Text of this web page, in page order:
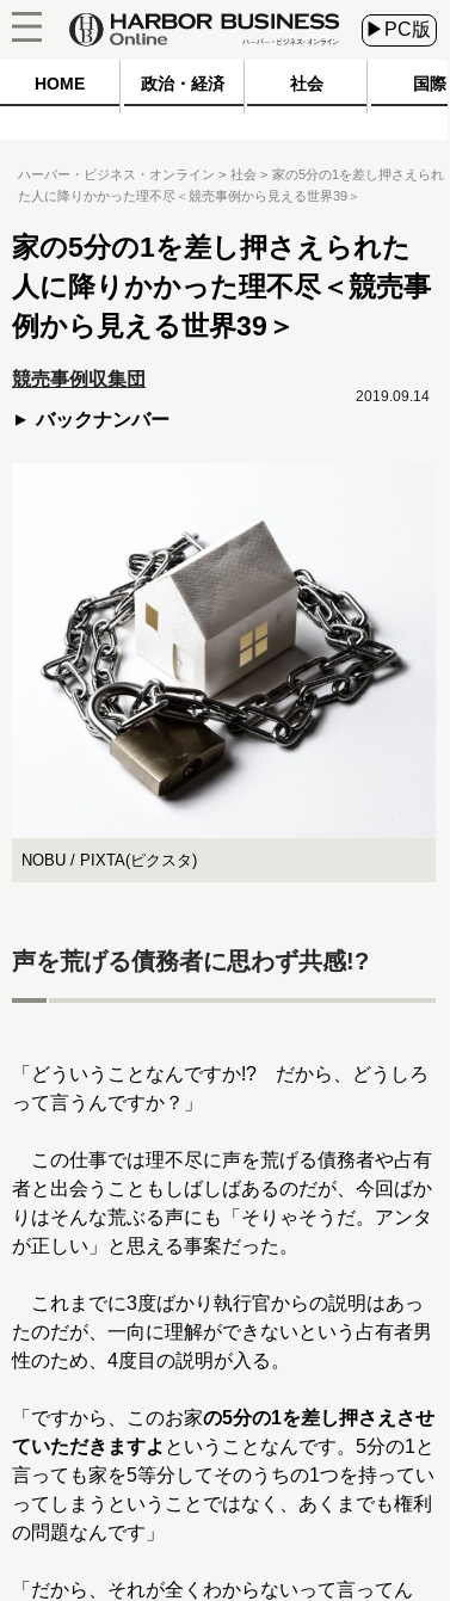
▶PC版
HOME 政治・経済 社会 国際
ハーバー・ビジネス・オンライン 社会
家の5分の1を差し押さえられ
た人に降りかかった理不尽＜競売事例から見える世界39＞
家の5分の1を差し押さえられた
人に降りかかった理不尽＜競売事
例から見える世界39＞
競売事例収集団
バックナンバー
2019.09.14
NOBU / PIXTA(ピクスタ)
声を荒げる債務者に思わず共感!?
「どういうことなんですか!? だから、どうしろ
って言うんですか？」
この仕事では理不尽に声を荒げる債務者や占有
者と出会うこともしばしばあるのだが、今回ばか
りはそんな荒ぶる声にも「そりゃそうだ。アンタ
が正しい」と思える事案だった。
これまでに3度ばかり執行官からの説明はあっ
たのだが、一向に理解ができないという占有者男
性のため、4度目の説明が入る。
「ですから、このお家の5分の1を差し押さえさせ
ていただきますよ ということなんです。5分の1と
言っても家を5等分してそのうちの1つを持ってい
ってしまうということではなく、あくまでも権利
の問題なんです」
「だから、それが全くわからないって言ってん